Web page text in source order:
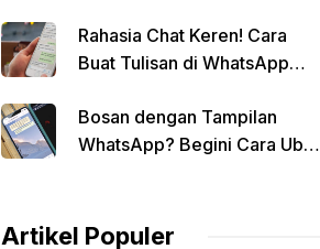
Otomatis
Rahasia Chat Keren! Cara
Buat Tulisan di WhatsApp
Bosan dengan Tampilan
WhatsApp? Begini Cara Ubah
Artikel Populer